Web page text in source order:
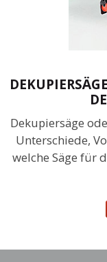
Dekupiersäge
Unterschiede,
welche Säge für